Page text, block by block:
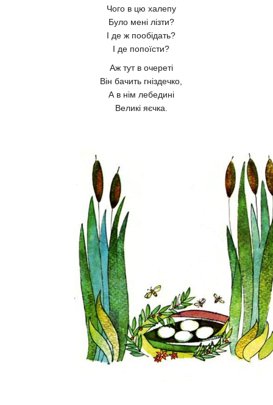
Чого в цю халепу
Було мені лізти?
І де ж пообідать?
І де попоїсти?
Аж тут в очереті
Він бачить гніздечко,
А в нім лебедині
Великі яєчка.